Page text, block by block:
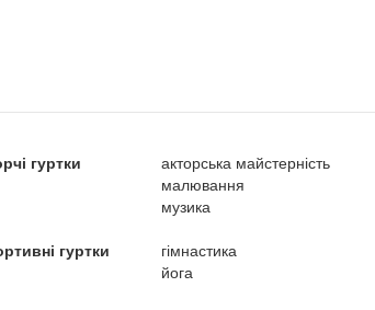
гуртки
акторська майстерність
малювання
музика
гуртки
гімнастика
йога